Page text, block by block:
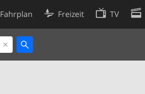
Fahrplan Freizeit TV
Cookie-Richtlinie
Cookie-Einstellungen